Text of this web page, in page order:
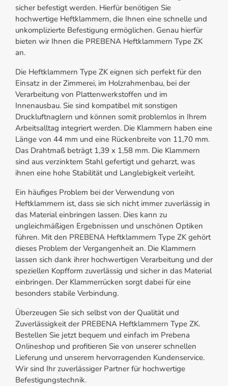
sicher befestigt werden. Hierfür benötigen Sie
hochwertige Heftklammern, die Ihnen eine schnelle und
unkomplizierte Befestigung ermöglichen. Genau hierfür
bieten wir Ihnen die PREBENA Heftklammern Type ZK
an.
Die Heftklammern Type ZK eignen sich perfekt für den
Einsatz in der Zimmerei, im Holzrahmenbau, bei der
Verarbeitung von Plattenwerkstoffen und im
Innenausbau. Sie sind kompatibel mit sonstigen
Druckluftnaglern und können somit problemlos in Ihrem
Arbeitsalltag integriert werden. Die Klammern haben eine
Länge von 44 mm und eine Rückenbreite von 11,70 mm.
Das Drahtmaß beträgt 1,39 x 1,58 mm. Die Klammern
sind aus verzinktem Stahl gefertigt und geharzt, was
ihnen eine hohe Stabilität und Langlebigkeit verleiht.
Ein häufiges Problem bei der Verwendung von
Heftklammern ist, dass sie sich nicht immer zuverlässig in
das Material einbringen lassen. Dies kann zu
ungleichmäßigen Ergebnissen und unschönen Optiken
führen. Mit den PREBENA Heftklammern Type ZK gehört
dieses Problem der Vergangenheit an. Die Klammern
lassen sich dank ihrer hochwertigen Verarbeitung und der
speziellen Kopfform zuverlässig und sicher in das Material
einbringen. Der Klammerrücken sorgt dabei für eine
besonders stabile Verbindung.
Überzeugen Sie sich selbst von der Qualität und
Zuverlässigkeit der PREBENA Heftklammern Type ZK.
Bestellen Sie jetzt bequem und einfach im Prebena
Onlineshop und profitieren Sie von unserer schnellen
Lieferung und unserem hervorragenden Kundenservice.
Wir sind Ihr zuverlässiger Partner für hochwertige
Befestigungstechnik.